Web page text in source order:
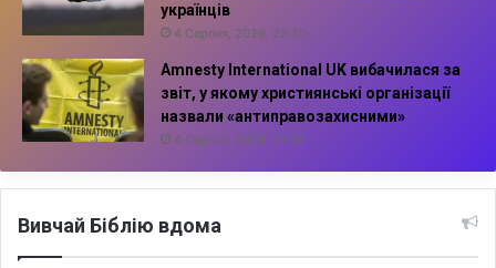
українців
4 Серпня, 2026, 22:30
Amnesty International UK вибачилася за
звіт, у якому християнські організації
назвали «антиправозахисними»
4 Серпня, 2026, 21:38
Вивчай Біблію вдома